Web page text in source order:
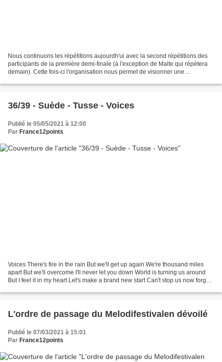
Nous continuons les répétitions aujourdh'ui avec la second répétitions des
participants de la première demi-finale (à l'exception de Malte qui répètera
demain). Cette fois-ci l'organisation nous permet de visionner une
36/39 - Suède - Tusse - Voices
Publié le 05/05/2021 à 12:00
Par France12points
Voices There's fire in the rain But we'll get up again We're thousand miles
apart But we'll overcome I'll never let you down World is turning us around
But I feel it in my heart Let's make a brand new start Can't stop us now forget
L'ordre de passage du Melodifestivalen dévoilé
Publié le 07/03/2021 à 15:01
Par France12points